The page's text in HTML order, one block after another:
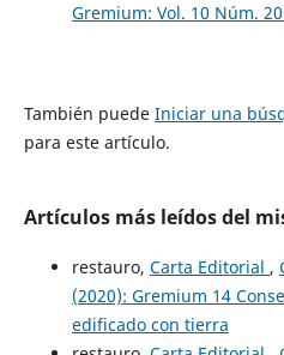
Gremium: Vol. 10 Núm.
También puede Iniciar una
para este artículo.
Artículos más leídos del
restauro, Carta Editorial ,
(2020): Gremium 14
edificado con tierra